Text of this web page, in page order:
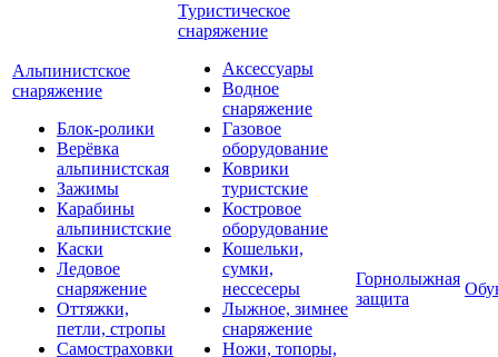
Альпинистское
снаряжение
Блок-ролики
Верёвка
альпинистская
Зажимы
Карабины
альпинистские
Каски
Ледовое
снаряжение
Оттяжки,
петли, стропы
Самостраховки
Туристическое
снаряжение
Аксессуары
Водное
снаряжение
Газовое
оборудование
Коврики
туристские
Костровое
оборудование
Кошельки,
сумки,
нессесеры
Лыжное, зимнее
снаряжение
Ножи, топоры,
Горнолыжная
защита